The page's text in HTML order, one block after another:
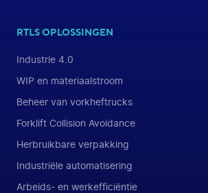
RTLS OPLOSSINGEN
Industrie 4.0
WIP en materiaalstroom
Beheer van vorkheftrucks
Forklift Collision Avoidance
Herbruikbare verpakking
Industriële automatisering
Arbeids- en werkefficiëntie